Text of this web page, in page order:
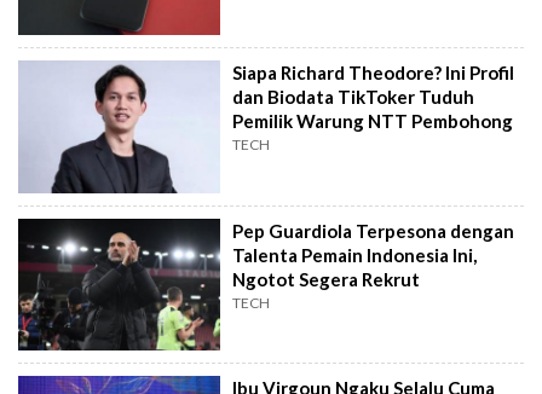
Siapa Richard Theodore? Ini Profil
dan Biodata TikToker Tuduh
Pemilik Warung NTT Pembohong
TECH
Pep Guardiola Terpesona dengan
Talenta Pemain Indonesia Ini,
Ngotot Segera Rekrut
TECH
Ibu Virgoun Ngaku Selalu Cuma